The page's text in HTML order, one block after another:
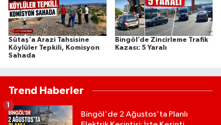
Sütaş'a Arazi Tahsisine
Köylüler Tepkili, Komisyon
Sahada
Bingöl’de Zincirleme Trafik
Kazası: 5 Yaralı
Trend Haberler
Bingöl'de 2 Ağustos'ta Planlı
1